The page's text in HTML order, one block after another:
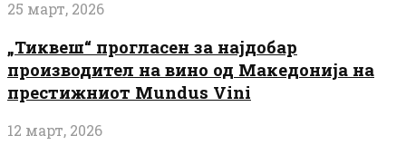
25 март, 2026
„Тиквеш“ прогласен за најдобар
производител на вино од Македонија на
престижниот Mundus Vini
12 март, 2026